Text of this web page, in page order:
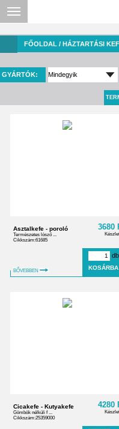
FŐOLDAL / HÁZTARTÁSI
GYÁRTÓK:
Asztalkefe - poroló
Természetes lósző ...
Cikkszám:61685
BŐVEBBEN
3680
db
Cicakefe - Kutyakefe
Gömbök nélküli f ...
Cikkszám:25359000
4280